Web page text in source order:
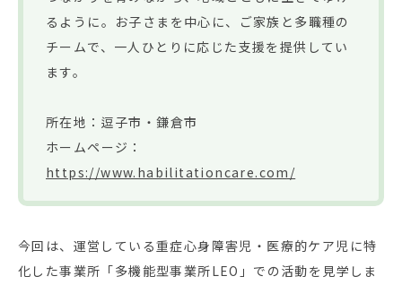
るように。お子さまを中心に、ご家族と多職種の
チームで、一人ひとりに応じた支援を提供してい
ます。
所在地：逗子市・鎌倉市
ホームページ：
https://www.habilitationcare.com/
今回は、運営している重症心身障害児・医療的ケア児に特
化した事業所「多機能型事業所LEO」での活動を見学しま